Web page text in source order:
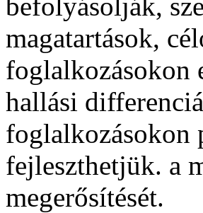
magatartások,
foglalkozásokon
hallási
foglalkozásokon
fejleszthetjük. a
megerősítését.